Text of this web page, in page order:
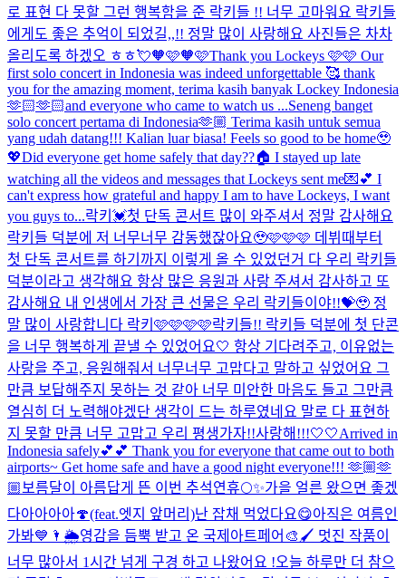
로 표현 다 못할 그런 행복함을 준 락키들 !! 너무 고마워요 락키들
에게도 좋은 추억이 되었길,,!! 정말 많이 사랑해요 사진들은 차차
올리도록 하겠오 ㅎㅎ💘🧡🩷🧡🩷Thank you Lockeys 🩷🩷 Our
first solo concert in Indonesia was indeed unforgettable 🥰 thank
you for the amazing moment, terima kasih banyak Lockey Indonesia
🫶🏻🫶🏻and everyone who came to watch us ...Seneng banget
solo concert pertama di Indonesia🫶🏼 Terima kasih untuk semua
yang udah datang!!! Kalian luar biasa! Feels so good to be home🥹
💖Did everyone get home safely that day??🏠 I stayed up late
watching all the videos and messages that Lockeys sent me💌💕 I
can't express how grateful and happy I am to have Lockeys, I want
you guys to...락키💓첫 단독 콘서트 많이 와주셔서 정말 감사해요
락키들 덕분에 저 너무너무 감동했잖아요🥹🩷🩷🩷 데뷔때부터
첫 단독 콘서트를 하기까지 이렇게 올 수 있었던거 다 우리 락키들
덕분이라고 생각해요 항상 많은 응원과 사랑 주셔서 감사하고 또
감사해요 내 인생에서 가장 큰 선물은 우리 락키들이야!!💝🥹 정
말 많이 사랑합니다 락키🩷🩷🩷🩷락키들!! 락키들 덕분에 첫 단콘
을 너무 행복하게 끝낼 수 있었어요🤍 항상 기다려주고, 이유없는
사랑을 주고, 응원해줘서 너무너무 고맙다고 말하고 싶었어요 그
만큼 보답해주지 못하는 것 같아 너무 미안한 마음도 들고 그만큼
열심히 더 노력해야겠단 생각이 드는 하루였네요 말로 다 표현하
지 못할 만큼 너무 고맙고 우리 평생가자!!사랑해!!!🤍🤍Arrived in
Indonesia safely💕💕 Thank you for everyone that came out to both
airports~ Get home safe and have a good night everyone!!! 🫶🏼🫶
🏼 보름달이 아름답게 뜬 이번 추석연휴🌕✨가을 얼른 왔으면 좋겠
다아아아아🍄(feat.엣지 앞머리)난 잡채 먹었다요😋아직은 여름인
가봐💙🌂🌦️영감을 듬뿍 받고 온 국제아트페어🎨🖌️ 멋진 작품이
너무 많아서 1시간 넘게 구경 하고 나왔어요 !오늘 하루만 더 참으